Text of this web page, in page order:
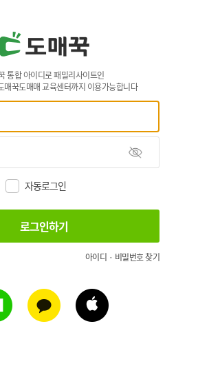
통합 아이디로 패밀리사이트인
매꾹도매매 교육센터까지 이용가능합니다
자동로그인
아이디 · 비밀번호 찾기